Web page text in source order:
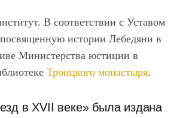
В соответствии с Уставом
истории Лебедяни в
Министерства юстиции в
Троицкого монастыря.
в XVII веке» была издана